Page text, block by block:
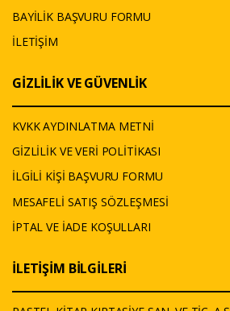
BAYİLİK BAŞVURU FORMU
İLETİŞİM
GİZLİLİK VE GÜVENLİK
KVKK AYDINLATMA METNİ
GİZLİLİK VE VERİ POLİTİKASI
İLGİLİ KİŞİ BAŞVURU FORMU
MESAFELİ SATIŞ SÖZLEŞMESİ
İPTAL VE İADE KOŞULLARI
İLETİŞİM BİLGİLERİ